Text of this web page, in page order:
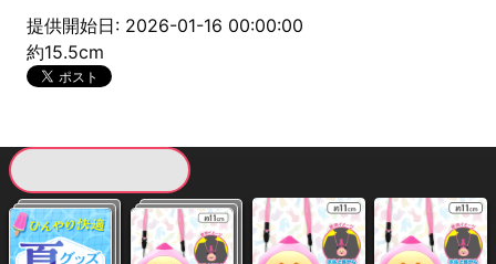
提供開始日: 2026-01-16 00:00:00
約15.5cm